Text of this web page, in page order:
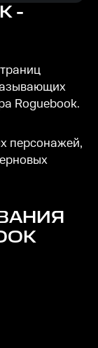
-
Roguebook.
персонажей,